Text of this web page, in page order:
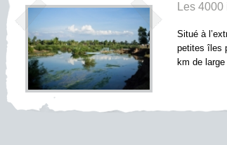
Les 4000
Situé à
petites îles
km de large